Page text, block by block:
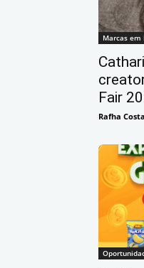
Marcas em
Fair
Rafha Costa